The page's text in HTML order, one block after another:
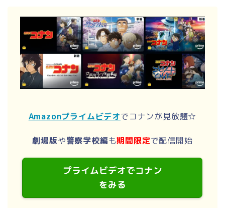
Amazonプライムビデオでコナンが見放題☆
劇場版や警察学校編も期間限定で配信開始
プライムビデオでコナン
をみる